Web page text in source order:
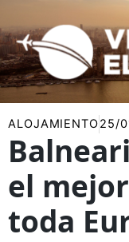
al
contenido
ALOJAMIENTO25/
el
toda